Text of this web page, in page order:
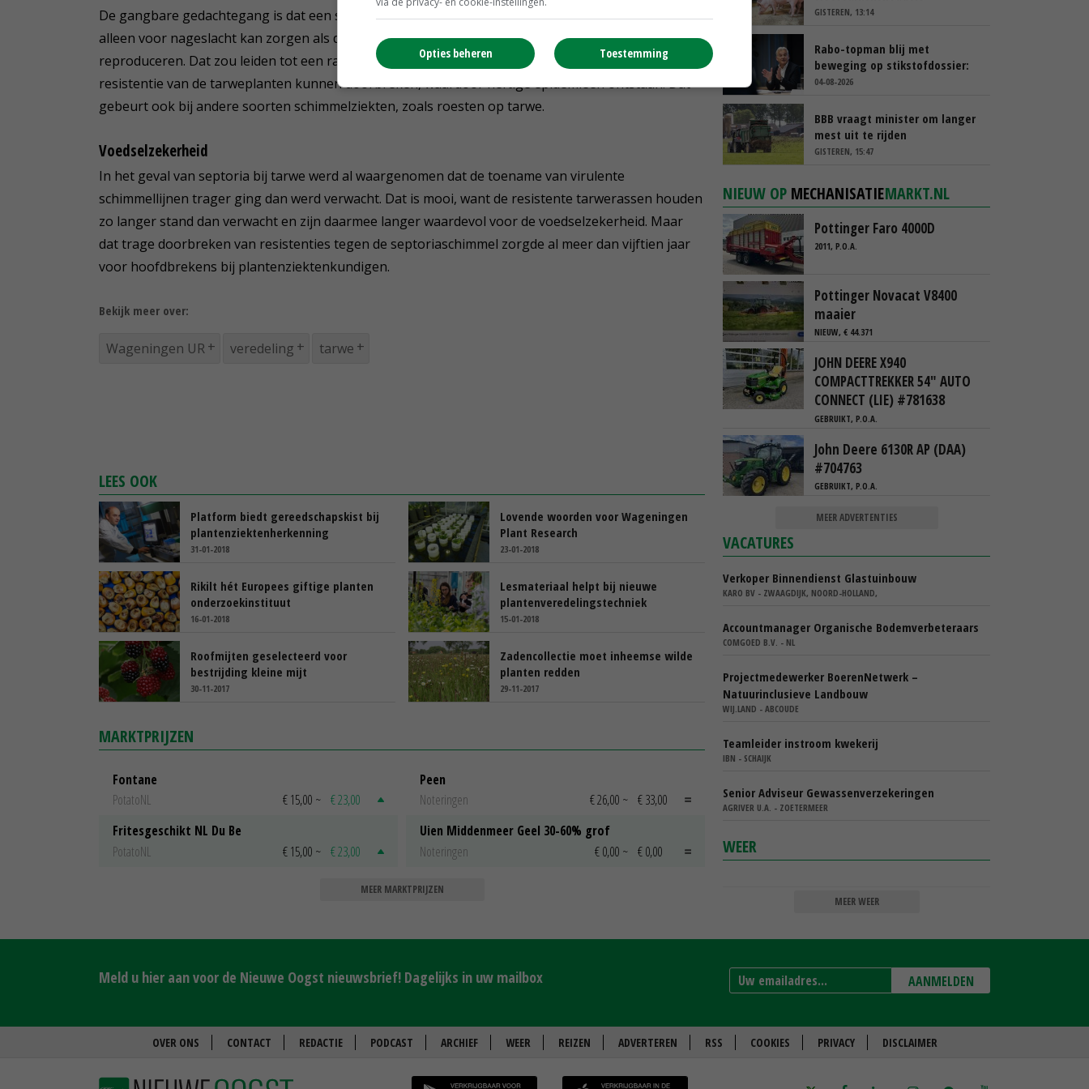
De gangbare gedachtegang is dat een schimmelspore die op een resistente plant terechtkomt,
alleen voor nageslacht kan zorgen als de plant wordt aangetast en de schimmel zich zo kan
reproduceren. Dat zou leiden tot een razendsnelle selectie van virulente individuen die de
resistentie van de tarweplanten kunnen doorbreken, waardoor heftige epidemieën ontstaan. Dat
gebeurt ook bij andere soorten schimmelziekten, zoals roesten op tarwe.
Voedselzekerheid
In het geval van septoria bij tarwe werd al waargenomen dat de toename van virulente
schimmellijnen trager ging dan werd verwacht. Dat is mooi, want de resistente tarwerassen houden
zo langer stand dan verwacht en zijn daarmee langer waardevol voor de voedselzekerheid. Maar
dat trage doorbreken van resistenties tegen de septoriaschimmel zorgde al meer dan vijftien jaar
voor hoofdbrekens bij plantenziektenkundigen.
Bekijk meer over:
Wageningen UR veredeling tarwe
LEES OOK
Platform biedt gereedschapskist bij
plantenziektenherkenning
31-01-2018
Lovende woorden voor Wageningen
Plant Research
23-01-2018
Rikilt hét Europees giftige planten
onderzoekinstituut
16-01-2018
Lesmateriaal helpt bij nieuwe
plantenveredelingstechniek
15-01-2018
Roofmijten geselecteerd voor
bestrijding kleine mijt
30-11-2017
Zadencollectie moet inheemse wilde
planten redden
29-11-2017
MARKTPRIJZEN
Fontane
PotatoNL
€ 15,00 ~ € 23,00
Fritesgeschikt NL Du Be
PotatoNL
€ 15,00 ~ € 23,00
Peen
Noteringen
€ 26,00 ~ € 33,00
Uien Middenmeer Geel 30-60% grof
Noteringen
€ 0,00 ~ € 0,00
MEER MARKTPRIJZEN
GISTEREN, 13:14
Rabo-topman blij met
beweging op stikstofdossier:
‘Verdienmodel van boeren blijft
04-08-2026
BBB vraagt minister om langer
mest uit te rijden
GISTEREN, 15:47
NIEUW OP MECHANISATIEMARKT.NL
Pottinger Faro 4000D
2011, P.O.A.
Pottinger Novacat V8400
maaier
NIEUW, € 44.371
JOHN DEERE X940
COMPACTTREKKER 54" AUTO
CONNECT (LIE) #781638
GEBRUIKT, P.O.A.
John Deere 6130R AP (DAA)
#704763
GEBRUIKT, P.O.A.
MEER ADVERTENTIES
VACATURES
Verkoper Binnendienst Glastuinbouw
KARO BV - ZWAAGDIJK, NOORD-HOLLAND,
Accountmanager Organische Bodemverbeteraars
COMGOED B.V. - NL
Projectmedewerker BoerenNetwerk –
Natuurinclusieve Landbouw
WIJ.LAND - ABCOUDE
Teamleider instroom kwekerij
IBN - SCHAIJK
Senior Adviseur Gewassenverzekeringen
AGRIVER U.A. - ZOETERMEER
WEER
MEER WEER
Meld u hier aan voor de Nieuwe Oogst nieuwsbrief! Dagelijks in uw mailbox AANMELDEN
OVER ONS CONTACT REDACTIE PODCAST ARCHIEF WEER REIZEN ADVERTEREN RSS COOKIES PRIVACY DISCLAIMER
Toestemming
Opties beheren